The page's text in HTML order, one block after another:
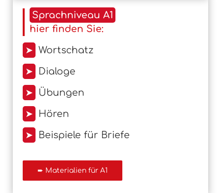
Sprachniveau A1
hier finden Sie:
➤ Wortschatz
➤ Dialoge
➤ Übungen
➤ Hören
➤ Beispiele für Briefe